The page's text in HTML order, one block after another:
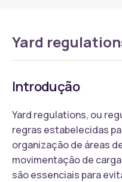
Yard
Introdução
Yard regulations, ou
regras estabelecidas
organização de áreas
movimentação de
são essenciais para